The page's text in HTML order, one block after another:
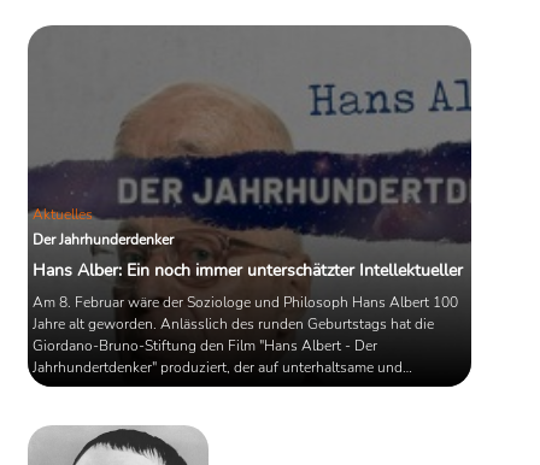
Geschichte dreier Soldaten vom Beginn ihrer Grundausbildung in
Aktuelles
Der Jahrhunderdenker
Hans Alber: Ein noch immer unterschätzter Intellektueller
Am 8. Februar wäre der Soziologe und Philosoph Hans Albert 100
Jahre alt geworden. Anlässlich des runden Geburtstags hat die
Giordano-Bruno-Stiftung den Film "Hans Albert - Der
Jahrhundertdenker" produziert, der auf unterhaltsame und
informative Weise das Leben und Schaffen des
minütigen Films: Warum wird Alberts Einfluss auf die
Wissenschaft und Gesellschaft bis heute so sehr unterschätzt?